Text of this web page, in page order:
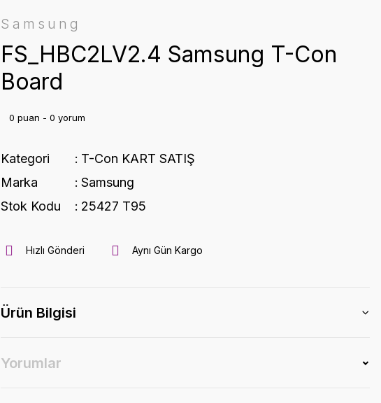
Samsung
FS_HBC2LV2.4 Samsung T-Con
Board
0 puan - 0 yorum
Kategori
T-Con KART SATIŞ
Marka
Samsung
Stok Kodu
25427 T95
Hızlı Gönderi Aynı Gün Kargo
Ürün Bilgisi
Yorumlar